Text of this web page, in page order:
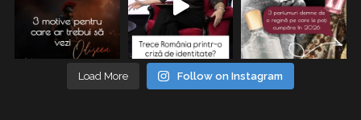
Load More Follow on Instagram